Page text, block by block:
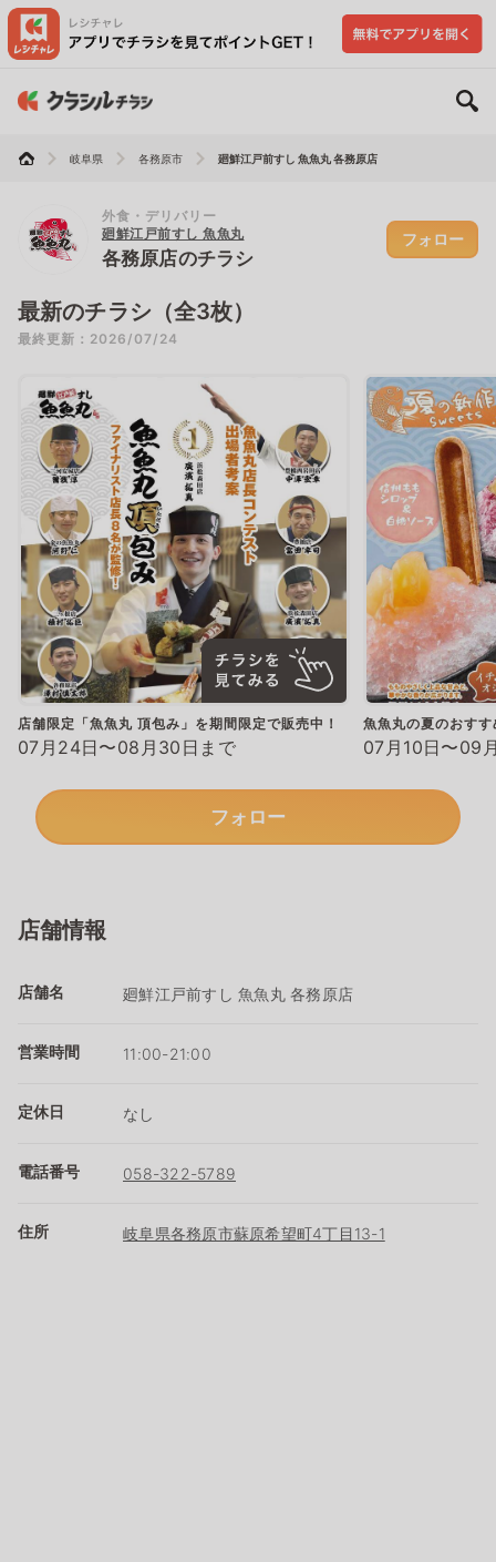
岐阜県 各務原市 廻鮮江戸前すし 魚魚丸 各務原店
外食・デリバリー
廻鮮江戸前すし 魚魚丸
各務原店のチラシ
フォロー
最新のチラシ（全3枚）
最終更新：2026/07/24
店舗限定「魚魚丸 頂包み」を期間限定で販売中！
07月24日〜08月30日まで
魚魚丸の夏のおす
07月10日〜09
フォロー
店舗情報
店舗名 廻鮮江戸前すし 魚魚丸 各務原店
営業時間 11:00-21:00
定休日 なし
電話番号 058-322-5789
住所 岐阜県各務原市蘇原希望町4丁目13-1